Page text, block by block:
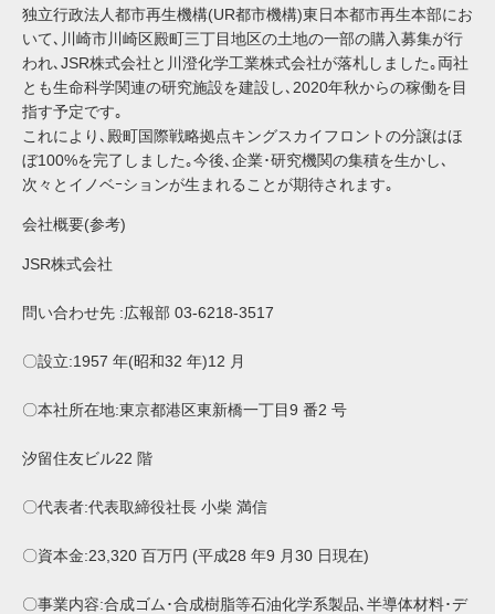
独立行政法人都市再生機構(UR都市機構)東日本都市再生本部にお
いて､川崎市川崎区殿町三丁目地区の土地の一部の購入募集が行
われ､JSR株式会社と川澄化学工業株式会社が落札しました｡両社
とも生命科学関連の研究施設を建設し､2020年秋からの稼働を目
指す予定です｡
これにより､殿町国際戦略拠点キングスカイフロントの分譲はほ
ぼ100%を完了しました｡今後､企業･研究機関の集積を生かし､
次々とイノベｰションが生まれることが期待されます｡
会社概要(参考)
JSR株式会社
問い合わせ先 :広報部 03-6218-3517
〇設立:1957 年(昭和32 年)12 月
〇本社所在地:東京都港区東新橋一丁目9 番2 号
汐留住友ビル22 階
〇代表者:代表取締役社長 小柴 満信
〇資本金:23,320 百万円 (平成28 年9 月30 日現在)
〇事業内容:合成ゴム･合成樹脂等石油化学系製品､半導体材料･デ